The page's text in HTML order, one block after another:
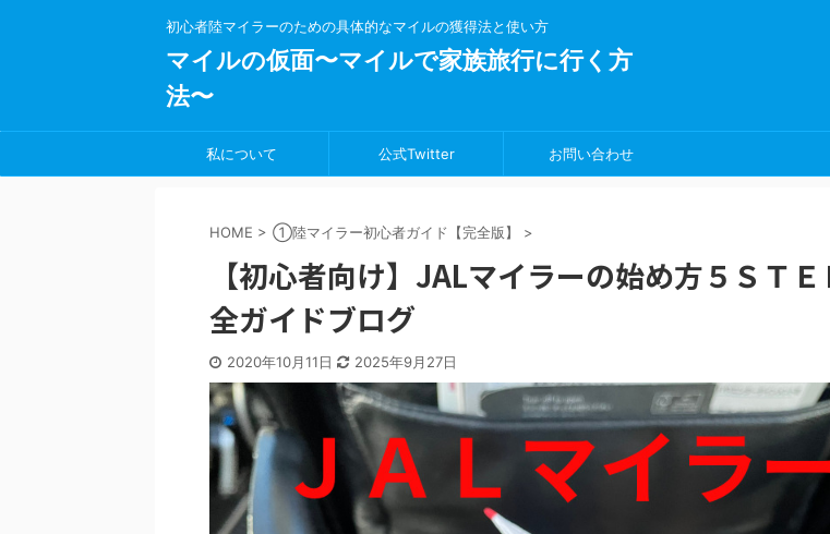
初心者陸マイラーのための具体的なマイルの獲得法と使い方
マイルの仮面〜マイルで家族旅行に行く方
法〜
私について 公式Twitter お問い合わせ
HOME > ①陸マイラー初心者ガイド【完全版】 >
【初心者向け】JALマイラーの始め方５ＳＴ
全ガイドブログ
2020年10月11日 2025年9月27日